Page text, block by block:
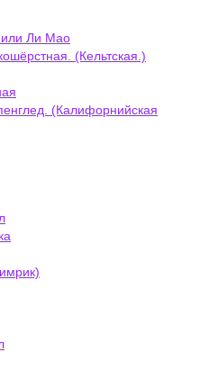
или Ли Мао
(Кельтская.)
(Калифорнийская